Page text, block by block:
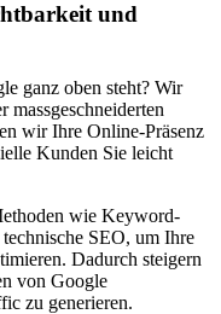
und
ganz oben steht? Wir
wir Ihre Online-Präsenz
Kunden Sie leicht
wie Keyword-
SEO, um Ihre
Dadurch steigern
von Google
zu generieren.